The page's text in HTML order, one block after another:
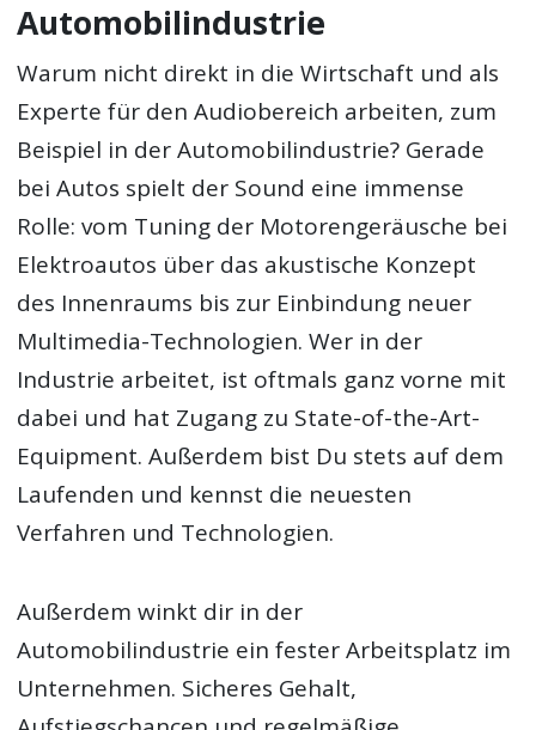
Automobilindustrie
Warum nicht direkt in die Wirtschaft und als
Experte für den Audiobereich arbeiten, zum
Beispiel in der Automobilindustrie? Gerade
bei Autos spielt der Sound eine immense
Rolle: vom Tuning der Motorengeräusche bei
Elektroautos über das akustische Konzept
des Innenraums bis zur Einbindung neuer
Multimedia-Technologien. Wer in der
Industrie arbeitet, ist oftmals ganz vorne mit
dabei und hat Zugang zu State-of-the-Art-
Equipment. Außerdem bist Du stets auf dem
Laufenden und kennst die neuesten
Verfahren und Technologien.
Außerdem winkt dir in der
Automobilindustrie ein fester Arbeitsplatz im
Unternehmen. Sicheres Gehalt,